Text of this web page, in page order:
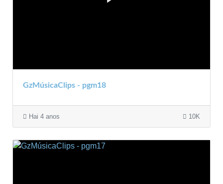
GzMúsicaClips - pgm18
Hai 4 anos 10K